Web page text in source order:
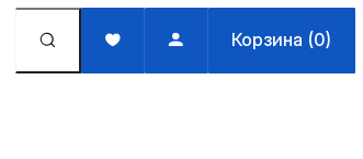
Корзина (0)